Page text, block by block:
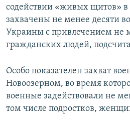
содействии «живых щитов»
захвачены не менее десяти
Украины с привлечением не
гражданских людей,
Особо показателен захват
Новоозерном, во время
военные задействовали не
том числе подростков,